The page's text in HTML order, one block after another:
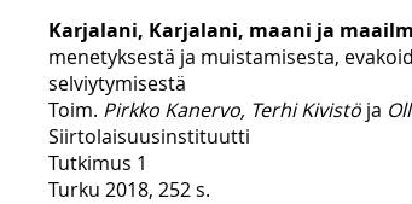
Karjalani, Karjalani, maani ja
menetyksestä ja muistamisesta,
selviytymisestä
Toim. Pirkko Kanervo, Terhi Kivistöja
Siirtolaisuusinstituutti
Tutkimus 1
Turku 2018, 252 s.